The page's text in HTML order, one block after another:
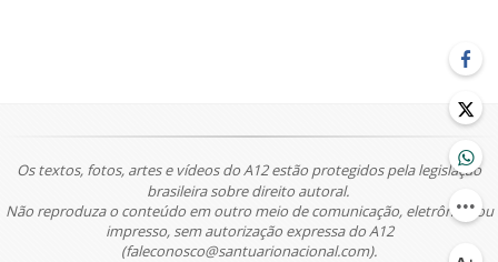
Os textos, fotos, artes e vídeos do A12 estão protegidos pela legislação
brasileira sobre direito autoral.
Não reproduza o conteúdo em outro meio de comunicação, eletrônico ou
impresso, sem autorização expressa do A12
(faleconosco@santuarionacional.com).